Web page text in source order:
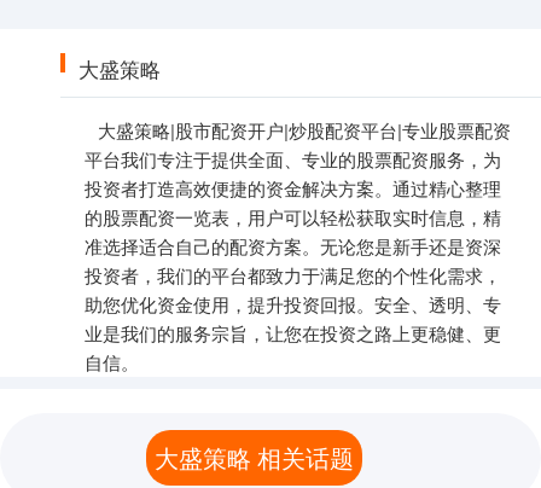
大盛策略
大盛策略|股市配资开户|炒股配资平台|专业股票配资
平台我们专注于提供全面、专业的股票配资服务，为
投资者打造高效便捷的资金解决方案。通过精心整理
的股票配资一览表，用户可以轻松获取实时信息，精
准选择适合自己的配资方案。无论您是新手还是资深
投资者，我们的平台都致力于满足您的个性化需求，
助您优化资金使用，提升投资回报。安全、透明、专
业是我们的服务宗旨，让您在投资之路上更稳健、更
自信。
大盛策略 相关话题